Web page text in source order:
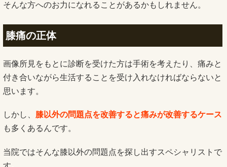
そんな方へのお力になれることがあるかもしれません。
膝痛の正体
画像所見をもとに診断を受けた方は手術を考えたり、痛みと
付き合いながら生活することを受け入れなければならないと
思います。
しかし、 膝以外の問題点を改善すると痛みが改善するケース
も多くあるんです。
当院ではそんな膝以外の問題点を探し出すスペシャリストで